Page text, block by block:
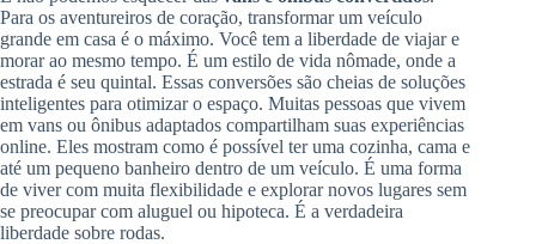
Para os aventureiros de coração, transformar um veículo
grande em casa é o máximo. Você tem a liberdade de viajar e
morar ao mesmo tempo. É um estilo de vida nômade, onde a
estrada é seu quintal. Essas conversões são cheias de soluções
inteligentes para otimizar o espaço. Muitas pessoas que vivem
em vans ou ônibus adaptados compartilham suas experiências
online. Eles mostram como é possível ter uma cozinha, cama e
até um pequeno banheiro dentro de um veículo. É uma forma
de viver com muita flexibilidade e explorar novos lugares sem
se preocupar com aluguel ou hipoteca. É a verdadeira
liberdade sobre rodas.